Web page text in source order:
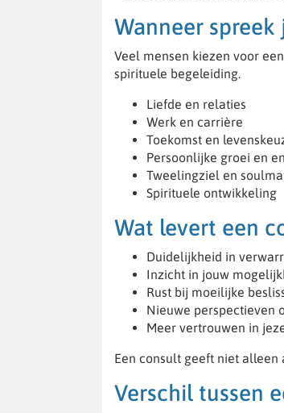
Wanneer
Veel mensen kiezen voor
spirituele begeleiding.
Liefde en relaties
Werk en carrière
Toekomst en
Persoonlijke groei en
Tweelingziel en
Spirituele ontwikkeling
Wat levert een
Duidelijkheid in
Inzicht in jouw
Rust bij moeilijke
Nieuwe perspectieven
Meer vertrouwen in
Een consult geeft niet
Verschil tussen